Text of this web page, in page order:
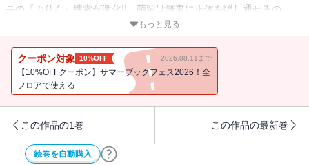
長の『ぷりん』捜索が激化!! 萌留は無事に正体を隠し通せるの
か？ 裸のドキドキ進級テストもお楽しみに！
もっと見る
クーポン対象 10%OFF 2026.08.11まで
【10%OFFクーポン】サマーブックフェス2026！全
フロアで使える
この作品の1巻 この作品の最新巻
続巻を自動購入